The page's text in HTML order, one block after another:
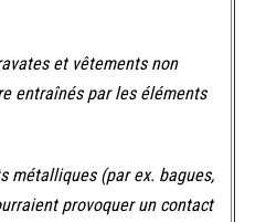
et vêtements non
entraînés par les éléments
métalliques (par ex. bagues,
provoquer un contact